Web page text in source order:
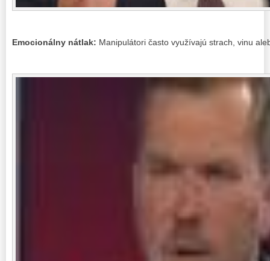
Emocionálny nátlak: Manipulátori často využívajú strach, vinu